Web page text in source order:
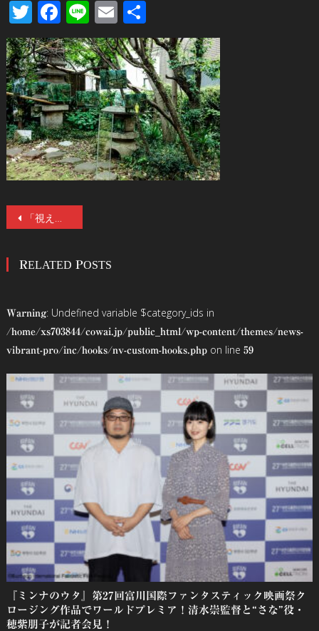
Twitter
Facebook
LineEmail
有
投
ナ
ゲ
ー
シ
ョ
ン
「視える人には見える展」開催記念！監修の霊能者・シークエンスはやとも、Miyoshiインタビュー！見所や裏話、心霊写真にまつわる怪異話、オススメ・ホラーなど多彩な視点からイベントの全貌に迫る！
RELATED POSTS
Warning: Undefined variable $category_ids in
/home/xs703844/cowai.jp/public_html/wp-content/themes/news-
vibrant-pro/inc/hooks/nv-custom-hooks.phpon line 59
『ミンナのウタ』第27回富川国際ファンタスティック映画祭ク
ロージング作品でワールドプレミア！清水崇監督と“さな”役・
穂紫朋子が記者会見！